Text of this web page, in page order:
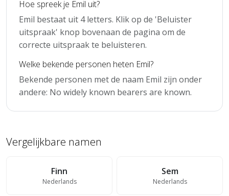
Hoe spreek je Emil uit?
Emil bestaat uit 4 letters. Klik op de 'Beluister
uitspraak' knop bovenaan de pagina om de
correcte uitspraak te beluisteren.
Welke bekende personen heten Emil?
Bekende personen met de naam Emil zijn onder
andere: No widely known bearers are known.
Vergelijkbare namen
Finn
Nederlands
Sem
Nederlands